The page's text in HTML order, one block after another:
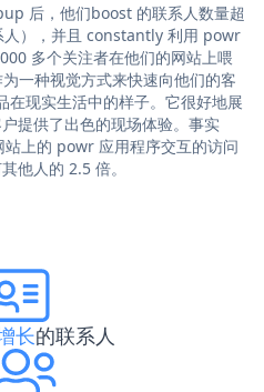
后，他们boost 的联系人数量超
人），并且 constantly 利用 powr
多个关注者在他们的网站上喂
一种视觉方式来快速向他们的客
现实生活中的样子。它很好地展
提供了出色的现场体验。事实
上的 powr 应用程序交互的访问
他人的 2.5 倍。
长的联系人